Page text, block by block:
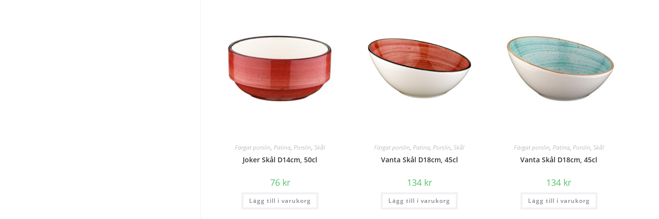
Färgat porslin,Patina,Porslin,Skål
Joker Skål D14cm, 50cl
76 kr
Lägg till i varukorg
Färgat porslin,Patina,Porslin,Skål
Vanta Skål D18cm, 45cl
134 kr
Lägg till i varukorg
Färgat porslin, Patina, Porslin, Skål
Vanta Skål D18cm, 45cl
134 kr
Lägg till i varukorg